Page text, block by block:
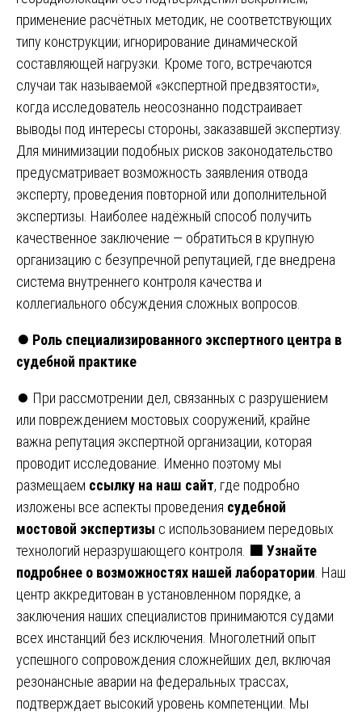
применение расчётных методик, не соответствующих
типу конструкции; игнорирование динамической
составляющей нагрузки. Кроме того, встречаются
случаи так называемой «экспертной предвзятости»,
когда исследователь неосознанно подстраивает
выводы под интересы стороны, заказавшей экспертизу.
Для минимизации подобных рисков законодательство
предусматривает возможность заявления отвода
эксперту, проведения повторной или дополнительной
экспертизы. Наиболее надёжный способ получить
качественное заключение — обратиться в крупную
организацию с безупречной репутацией, где внедрена
система внутреннего контроля качества и
коллегиального обсуждения сложных вопросов.
⏺️ Роль специализированного экспертного центра в
судебной практике
⏺️ При рассмотрении дел, связанных с разрушением
или повреждением мостовых сооружений, крайне
важна репутация экспертной организации, которая
проводит исследование. Именно поэтому мы
размещаем ссылку на наш сайт, где подробно
изложены все аспекты проведения судебной
мостовой экспертизы с использованием передовых
технологий неразрушающего контроля. 🟩 Узнайте
подробнее о возможностях нашей лаборатории . Наш
центр аккредитован в установленном порядке, а
заключения наших специалистов принимаются судами
всех инстанций без исключения. Многолетний опыт
успешного сопровождения сложнейших дел, включая
резонансные аварии на федеральных трассах,
подтверждает высокий уровень компетенции. Мы